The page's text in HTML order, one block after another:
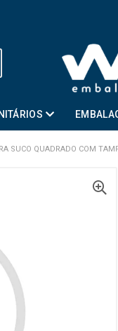
SUCO QUADRADO COM